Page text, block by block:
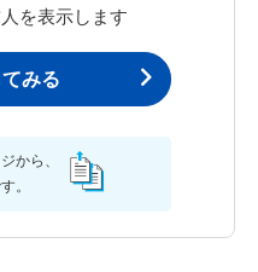
を表示します
みる
から、
。